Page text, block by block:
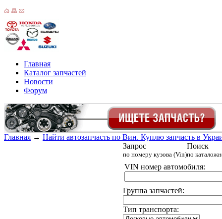
Главная
Каталог запчастей
Новости
Форум
Главная → Найти автозапчасть по Вин. Куплю запчасть в
Запрос
по номеру кузова (Vin)
Поиск
по
VIN номер автомобиля:
Группа запчастей:
Тип транспорта: